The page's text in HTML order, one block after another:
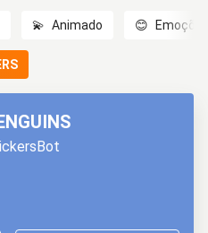
💫 Animado 😊